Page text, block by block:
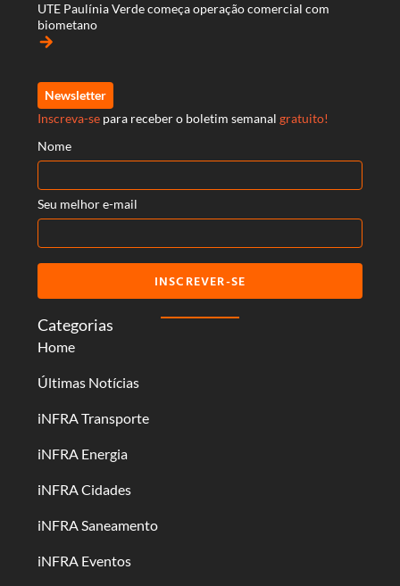
Categorias
Home
Últimas Notícias
iNFRA Transporte
iNFRA Energia
iNFRA Cidades
iNFRA Saneamento
iNFRA Eventos
UTE Paulínia Verde começa operação comercial com
biometano
arrow_forward
Newsletter
Inscreva-se para receber o boletim semanal gratuito!
Nome
Seu melhor e-mail
INSCREVER-SE